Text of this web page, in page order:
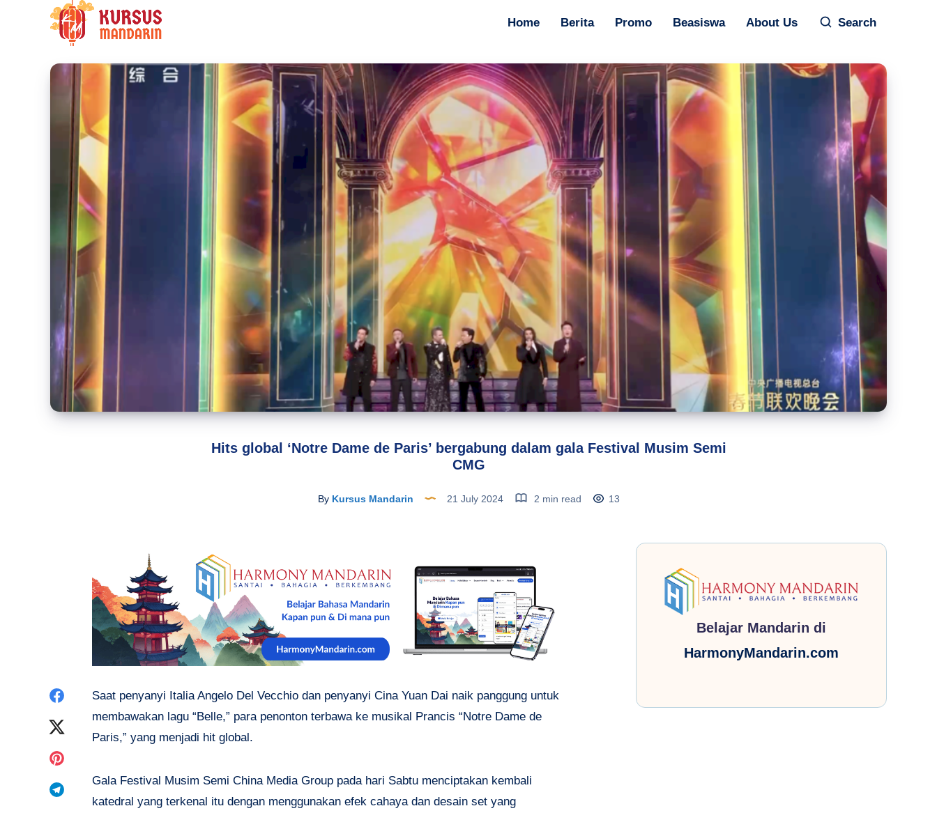
Home Berita Promo Beasiswa About Us Search
Hits global ‘Notre Dame de Paris’ bergabung dalam gala Festival Musim Semi
CMG
ByKursus Mandarin 21 July 2024 2 min read 13
Share
Twitter
Share
Saat penyanyi Italia Angelo Del Vecchio dan penyanyi Cina Yuan Dai naik panggung untuk
membawakan lagu “Belle,” para penonton terbawa ke musikal Prancis “Notre Dame de
Paris,” yang menjadi hit global.
Gala Festival Musim Semi China Media Group pada hari Sabtu menciptakan kembali
katedral yang terkenal itu dengan menggunakan efek cahaya dan desain set yang
Belajar Mandarin di
HarmonyMandarin.com